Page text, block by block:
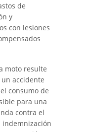
de
y
con lesiones
moto resulte
accidente
consumo de
para una
contra el
indemnización